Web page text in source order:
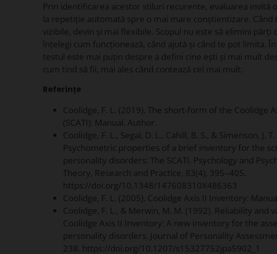
Prin identificarea acestor stiluri recurente, evaluarea invită
la repetiție automată spre o mai mare conștientizare. Când
vizibile, devin și mai flexibile. Scopul nu este să elimini părți
înțelegi cum funcționează, când ajută și când te pot limita.
testul este mai puțin despre a defini cine ești și mai mult
cum tind să fii, mai ales când contează cel mai mult.
Referințe
Coolidge, F. L. (2019). The short-form of the Coolidge
(SCATI): Manual. Author.
Coolidge, F. L., Segal, D. L., Cahill, B. S., & Simenson, J.
Psychometric properties of a brief inventory for the
personality disorders: The SCATI. Psychology and
Theory, Research and Practice, 83(4), 395–405.
https://doi.org/10.1348/147608310X486363
Coolidge, F. L. (2005). Coolidge Axis II Inventory:
Coolidge, F. L., & Merwin, M. M. (1992). Reliability and
Coolidge Axis II Inventory: A new inventory for the
personality disorders. Journal of Personality
238. https://doi.org/10.1207/s15327752jpa5902_1